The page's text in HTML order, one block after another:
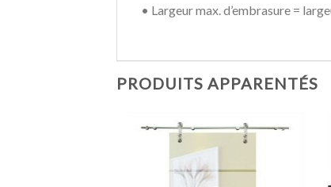
• Largeur max. d’embrasure =
PRODUITS APPARENTÉS